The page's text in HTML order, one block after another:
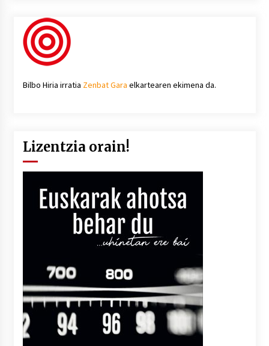
Bilbo Hiria irratia Zenbat Gara elkartearen ekimena da.
Lizentzia orain!